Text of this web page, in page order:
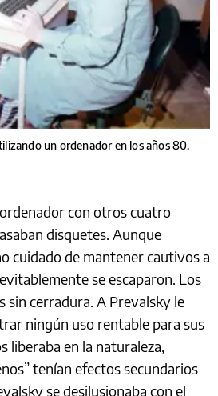
un ordenador en los años 80.
con otros cuatro
disquetes. Aunque
cuidado de mantener cautivos a
se escaparon. Los
sin cerradura. A Prevalsky le
ningún uso rentable para sus
liberaba en la naturaleza,
tenían efectos secundarios
se desilusionaba con el